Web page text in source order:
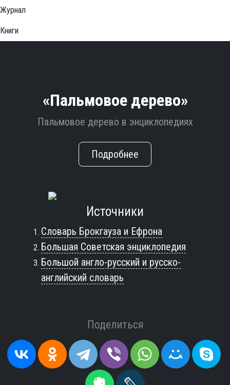
Журнал
Книги
«Пальмовое дерево»
Пальмовое дерево в энциклопедиях
Подробнее
Источники
Словарь Брокгауза и Ефрона
Большая Советская энциклопедия
Большой англо-русский и русско-
английский словарь
Поделиться